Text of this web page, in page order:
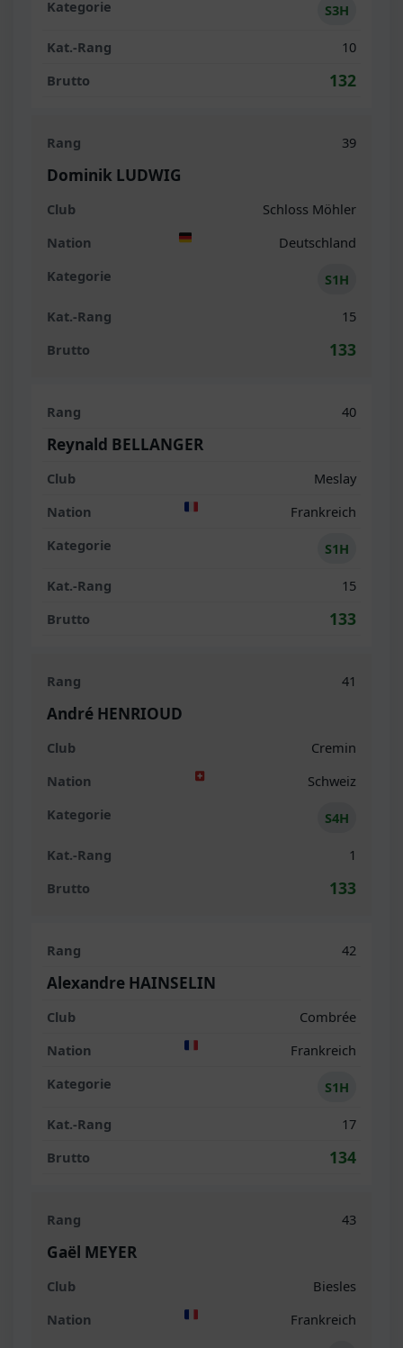
S3H
10
132
39
Dominik LUDWIG
Schloss Möhler
Deutschland
S1H
15
133
40
Reynald BELLANGER
Meslay
Frankreich
S1H
15
133
41
André HENRIOUD
Cremin
Schweiz
S4H
1
133
42
Alexandre HAINSELIN
Combrée
Frankreich
S1H
17
134
43
Gaël MEYER
Biesles
Frankreich